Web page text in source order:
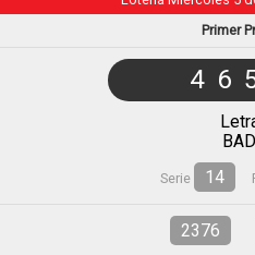
Primer
Serie 14
2376